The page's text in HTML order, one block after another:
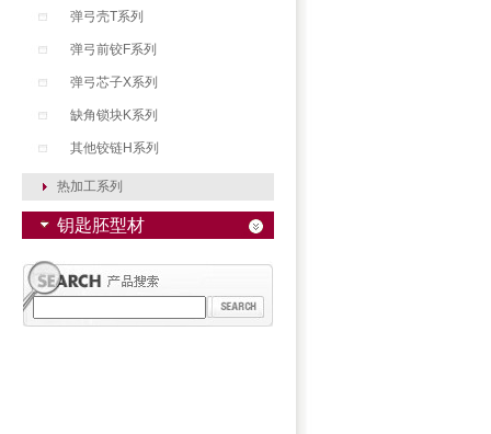
弹弓壳T系列
弹弓前铰F系列
弹弓芯子X系列
缺角锁块K系列
其他铰链H系列
热加工系列
钥匙胚型材